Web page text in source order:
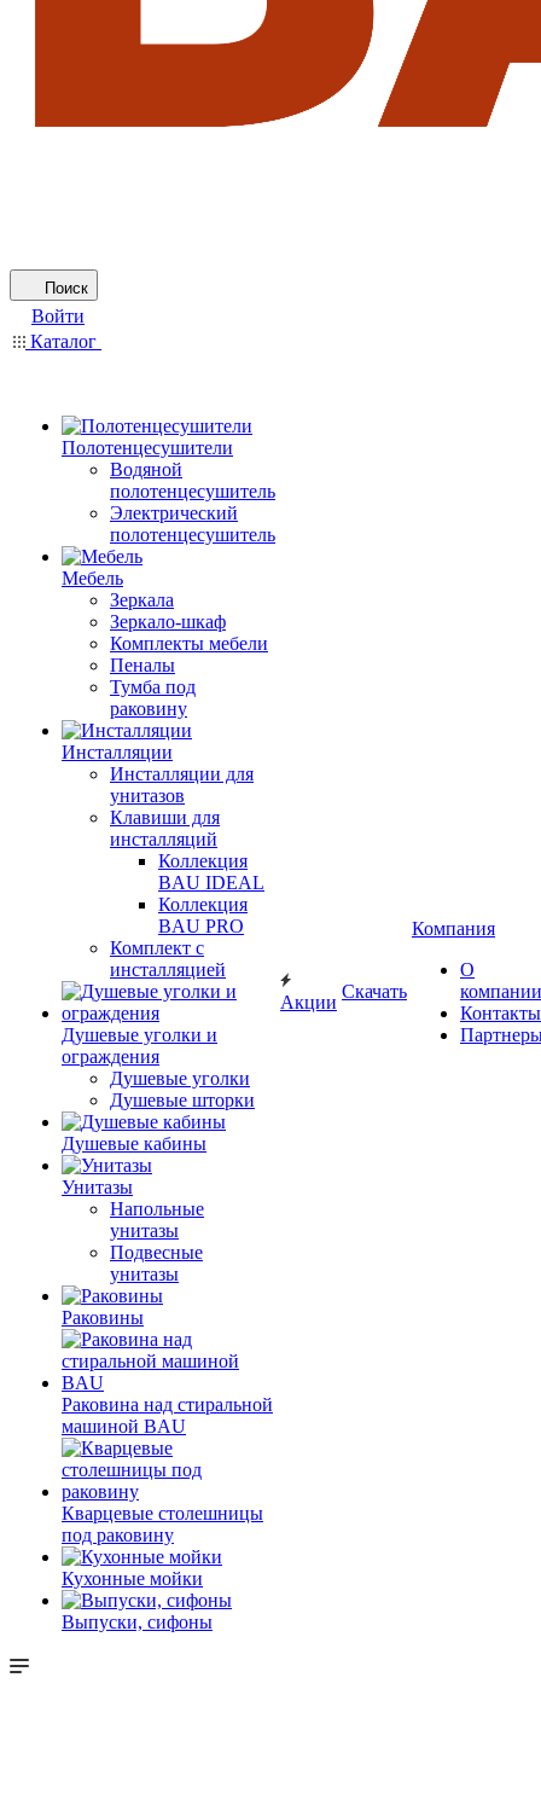
Поиск
Войти
Каталог
Полотенцесушители
Водяной
полотенцесушитель
Электрический
полотенцесушитель
Мебель
Зеркала
Зеркало-шкаф
Комплекты мебели
Пеналы
Тумба под
раковину
Инсталляции
Инсталляции для
унитазов
Клавиши для
инсталляций
Коллекция
BAU IDEAL
Коллекция
BAU PRO
Комплект с
инсталляцией
Душевые уголки и
ограждения
Душевые уголки
Душевые шторки
Душевые кабины
Унитазы
Напольные
унитазы
Подвесные
унитазы
Раковины
Раковина над стиральной
машиной BAU
Кварцевые столешницы
под раковину
Кухонные мойки
Выпуски, сифоны
Акции
Скачать
Компания
О
компании
Контакты